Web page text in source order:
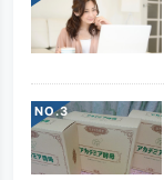
NO.